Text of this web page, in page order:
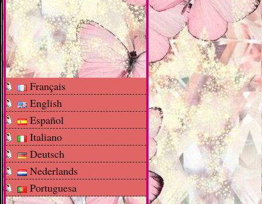
Français
English
Español
Italiano
Deutsch
Nederlands
Portuguesa